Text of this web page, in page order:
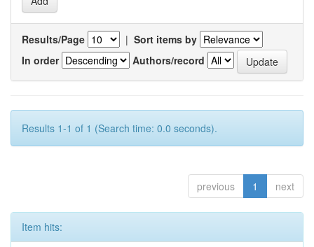
Results/Page | Sort items by
In order
Authors/record
Results 1-1 of 1 (Search time: 0.0 seconds).
previous 1 next
Item hits: